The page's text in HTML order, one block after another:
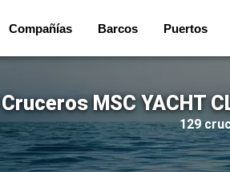
Compañías Barcos Puertos
Cruceros MSC YACHT
129